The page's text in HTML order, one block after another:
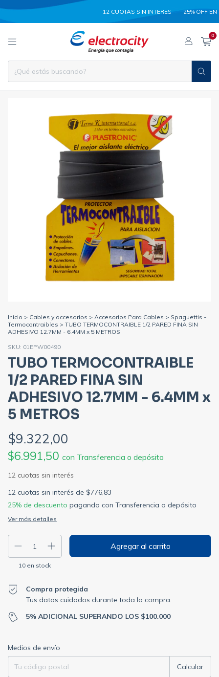
12 CUOTAS SIN INTERES 25% OFF EN
0
Inicio > Cables y accesorios > Accesorios Para Cables > Spaguettis -
Termocontraibles > TUBO TERMOCONTRAIBLE 1/2 PARED FINA SIN
ADHESIVO 12.7MM - 6.4MM x 5 METROS
SKU: 01EPW00490
TUBO TERMOCONTRAIBLE
1/2 PARED FINA SIN
ADHESIVO 12.7MM - 6.4MM x
5 METROS
$9.322,00
$6.991,50 con Transferencia o depósito
12 cuotas sin interés de $776,83
25% de descuento pagando con Transferencia o depósito
Ver más detalles
10 en stock
Compra protegida
Tus datos cuidados durante toda la compra.
5% ADICIONAL SUPERANDO LOS $100.000
Entregas para el CP:
Medios de envío
Calcular